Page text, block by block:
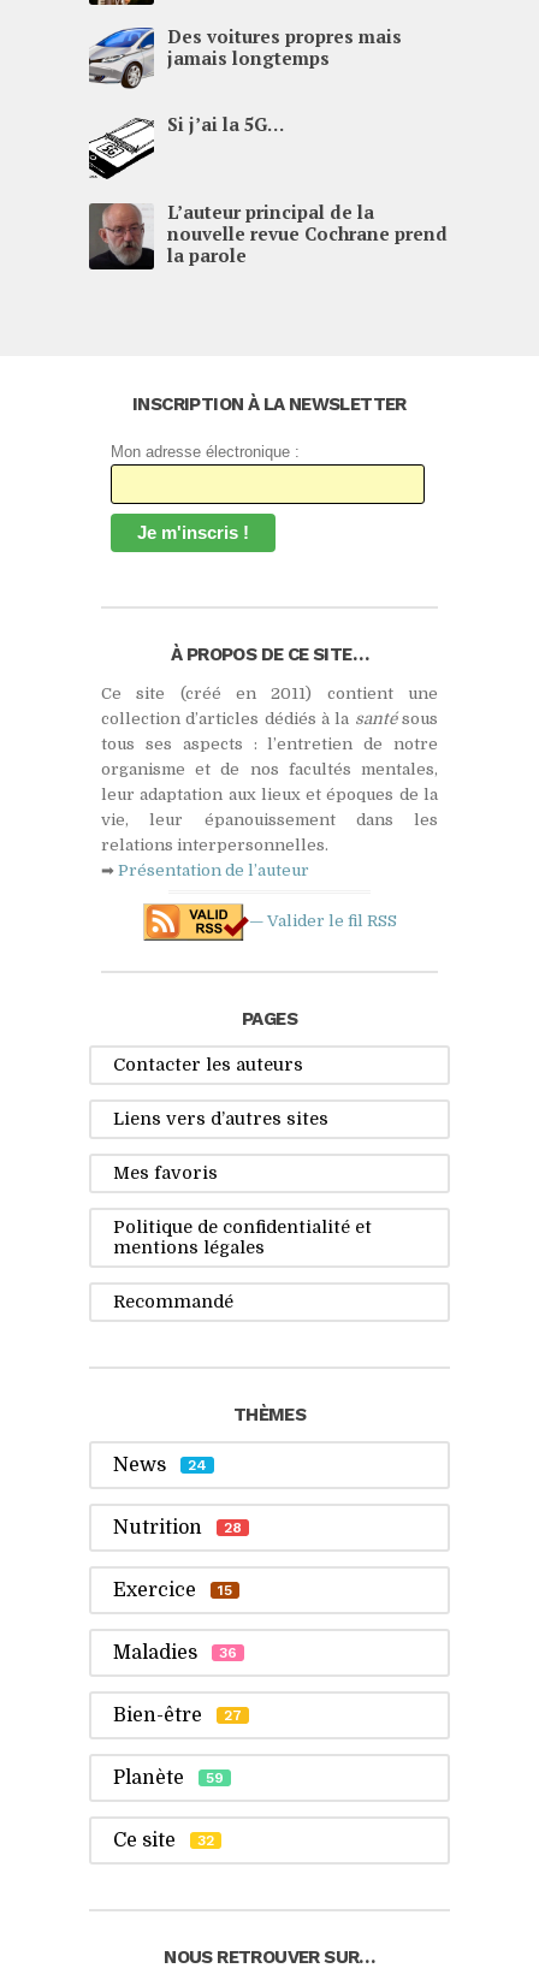
Des voitures propres mais
jamais longtemps
Si j’ai la 5G…
L’auteur principal de la
nouvelle revue Cochrane prend
la parole
INSCRIPTION À LA NEWSLETTER
Mon adresse électronique :
À PROPOS DE CE SITE…
Ce site (créé en 2011) contient une
collection d’articles dédiés à la santésous
tous ses aspects : l’entretien de notre
organisme et de nos facultés mentales,
leur adaptation aux lieux et époques de la
vie, leur épanouissement dans les
relations interpersonnelles.
➡ Présentation de l’auteur
— Valider le fil RSS
PAGES
Contacter les auteurs
Liens vers d’autres sites
Mes favoris
Politique de confidentialité et
mentions légales
Recommandé
THÈMES
News 24
Nutrition 28
Exercice 15
Maladies 36
Bien-être 27
Planète 59
Ce site 32
NOUS RETROUVER SUR…